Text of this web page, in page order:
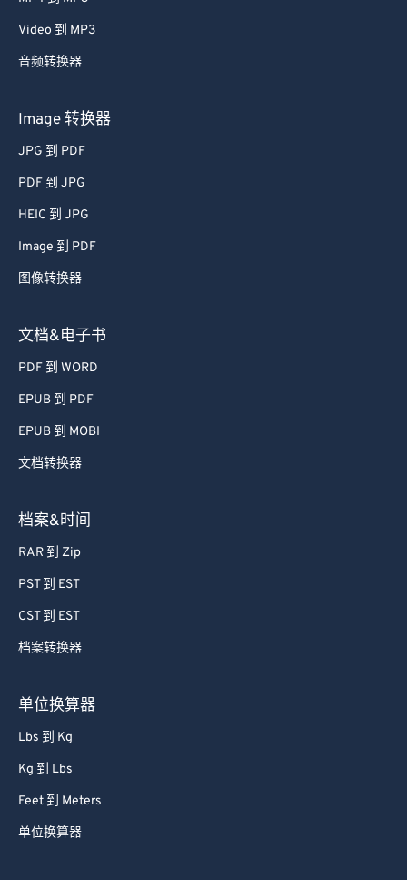
Video 到 MP3
音频转换器
Image 转换器
JPG 到 PDF
PDF 到 JPG
HEIC 到 JPG
Image 到 PDF
图像转换器
文档&电子书
PDF 到 WORD
EPUB 到 PDF
EPUB 到 MOBI
文档转换器
档案&时间
RAR 到 Zip
PST 到 EST
CST 到 EST
档案转换器
单位换算器
Lbs 到 Kg
Kg 到 Lbs
Feet 到 Meters
单位换算器